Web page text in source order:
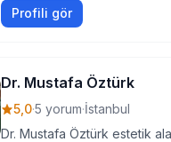
Profili gör
Dr. Mustafa Öztürk
5,0·5 yorum·İstanbul
Dr. Mustafa Öztürk estetik